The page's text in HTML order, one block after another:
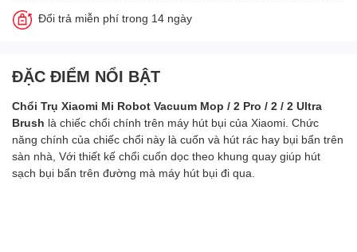
Đổi trả miễn phí trong 14 ngày
ĐẶC ĐIỂM NỔI BẬT
Chổi Trụ Xiaomi Mi Robot Vacuum Mop / 2 Pro / 2 / 2 Ultra
Brush là chiếc chổi chính trên máy hút bụi của Xiaomi. Chức
năng chính của chiếc chổi này là cuốn và hút rác hay bụi bẩn trên
sàn nhà, Với thiết kế chổi cuốn dọc theo khung quay giúp hút
sạch bụi bẩn trên đường mà máy hút bụi đi qua.